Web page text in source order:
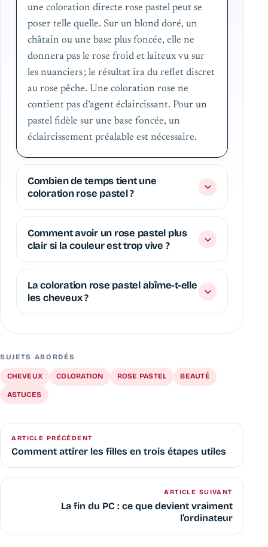
une coloration directe rose pastel peut se
poser telle quelle. Sur un blond doré, un
châtain ou une base plus foncée, elle ne
donnera pas le rose froid et laiteux vu sur
les nuanciers ; le résultat ira du reflet discret
au rose pêche. Une coloration rose ne
contient pas d’agent éclaircissant. Pour un
pastel fidèle sur une base foncée, un
éclaircissement préalable est nécessaire.
Combien de temps tient une
coloration rose pastel ?
Comment avoir un rose pastel plus
clair si la couleur est trop vive ?
La coloration rose pastel abîme-t-elle
les cheveux ?
SUJETS ABORDÉS
CHEVEUX COLORATION ROSE PASTEL BEAUTÉ
ASTUCES
ARTICLE PRÉCÉDENT
Comment attirer les filles en trois étapes utiles
ARTICLE SUIVANT
La fin du PC : ce que devient vraiment
l’ordinateur